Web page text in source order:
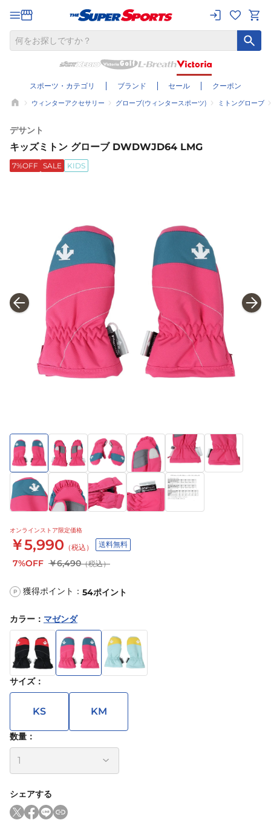
スポーツ・カテゴリ ブランド セール クーポン
ウィンターアクセサリー グローブ(ウィンタースポーツ) ミトングローブ
デサント
キッズミトン グローブ DWDWJD64 LMG
7%OFF SALE KIDS
オンラインストア限定価格
￥5,990 （税込） 送料無料
7%OFF ￥6,490（税込）
P 獲得ポイント： 54ポイント
カラー ： マゼンダ
サイズ：
KS KM
数量：
シェアする